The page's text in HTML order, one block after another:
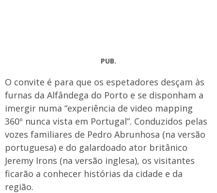
PUB.
O convite é para que os espetadores desçam às
furnas da Alfândega do Porto e se disponham a
imergir numa “experiência de video mapping
360º nunca vista em Portugal”. Conduzidos pelas
vozes familiares de Pedro Abrunhosa (na versão
portuguesa) e do galardoado ator britânico
Jeremy Irons (na versão inglesa), os visitantes
ficarão a conhecer histórias da cidade e da
região.